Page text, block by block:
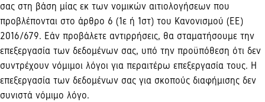
σας στη βάση μίας εκ των νομικών αιτιολογήσεων που
προβλέπονται στο άρθρο 6 (1ε ή 1στ) του Κανονισμού (ΕΕ)
2016/679. Εάν προβάλετε αντιρρήσεις, θα σταματήσουμε την
επεξεργασία των δεδομένων σας, υπό την προϋπόθεση ότι δεν
συντρέχουν νόμιμοι λόγοι για περαιτέρω επεξεργασία τους. Η
επεξεργασία των δεδομένων σας για σκοπούς διαφήμισης δεν
συνιστά νόμιμο λόγο.